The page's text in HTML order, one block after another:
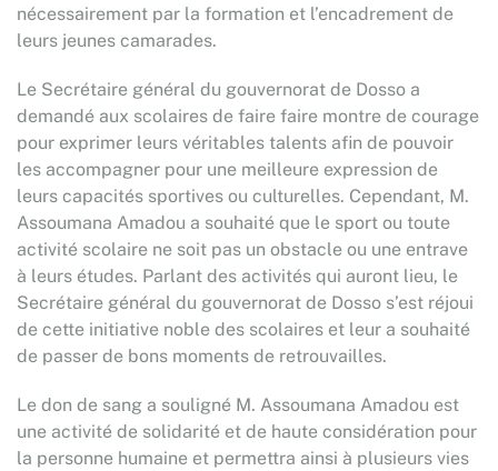
nécessairement par la formation et l’encadrement de
leurs jeunes camarades.
Le Secrétaire général du gouvernorat de Dosso a
demandé aux scolaires de faire faire montre de courage
pour exprimer leurs véritables talents afin de pouvoir
les accompagner pour une meilleure expression de
leurs capacités sportives ou culturelles. Cependant, M.
Assoumana Amadou a souhaité que le sport ou toute
activité scolaire ne soit pas un obstacle ou une entrave
à leurs études. Parlant des activités qui auront lieu, le
Secrétaire général du gouvernorat de Dosso s’est réjoui
de cette initiative noble des scolaires et leur a souhaité
de passer de bons moments de retrouvailles.
Le don de sang a souligné M. Assoumana Amadou est
une activité de solidarité et de haute considération pour
la personne humaine et permettra ainsi à plusieurs vies